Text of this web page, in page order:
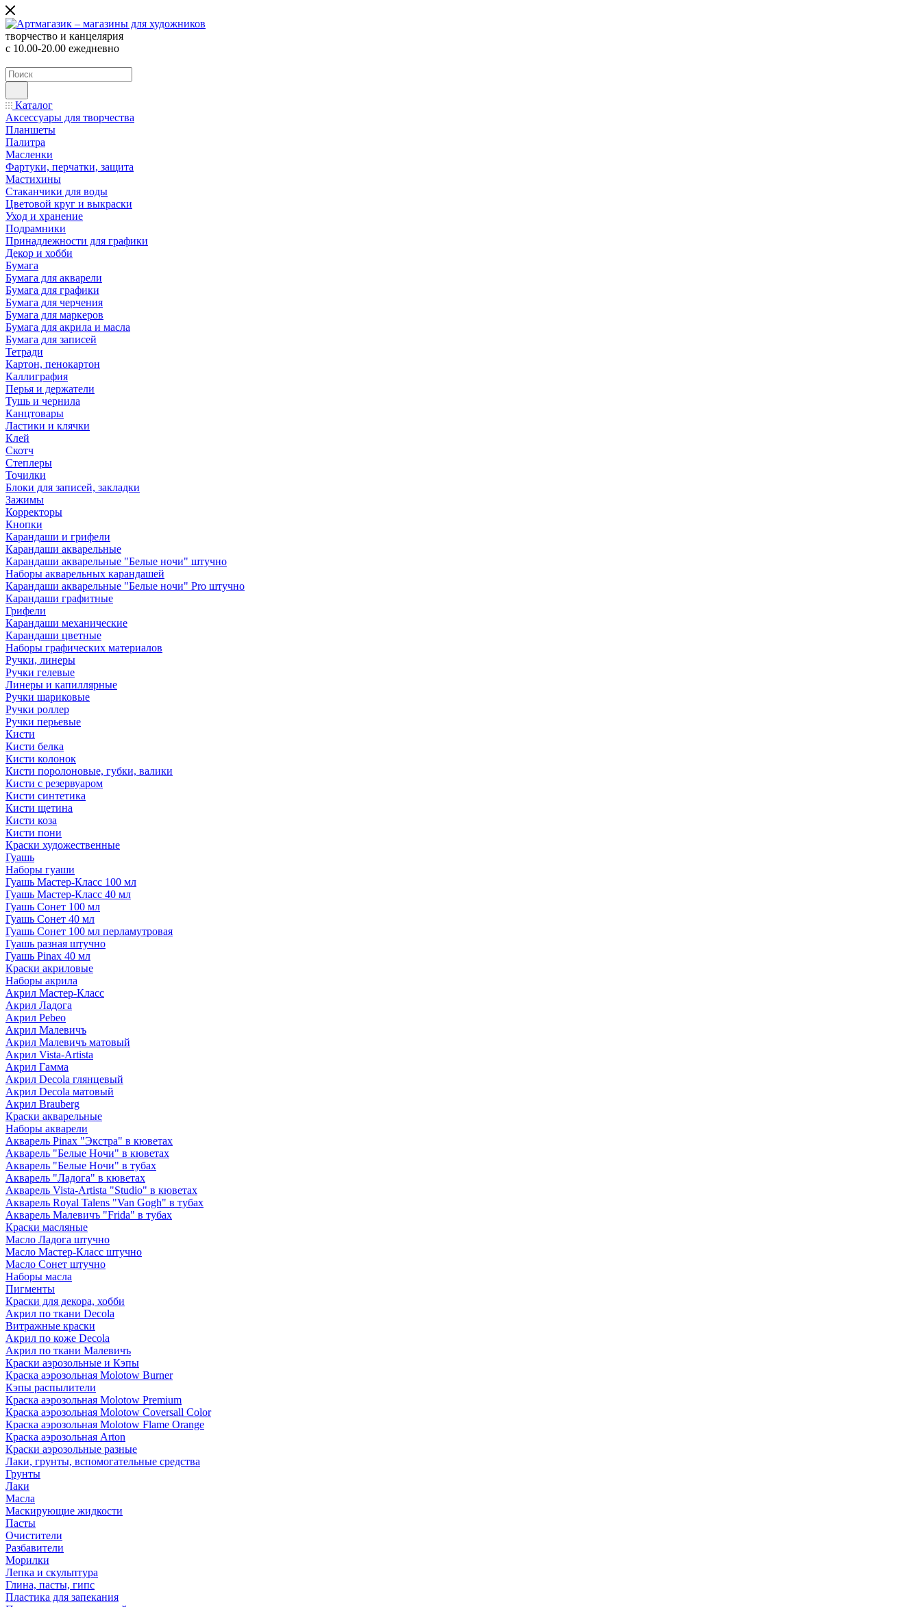
творчество и канцелярия
с 10.00-20.00 ежедневно
Каталог
Аксессуары для творчества
Планшеты
Палитра
Масленки
Фартуки, перчатки, защита
Мастихины
Стаканчики для воды
Цветовой круг и выкраски
Уход и хранение
Подрамники
Принадлежности для графики
Декор и хобби
Бумага
Бумага для акварели
Бумага для графики
Бумага для черчения
Бумага для маркеров
Бумага для акрила и масла
Бумага для записей
Тетради
Картон, пенокартон
Каллиграфия
Перья и держатели
Тушь и чернила
Канцтовары
Ластики и клячки
Клей
Скотч
Степлеры
Точилки
Блоки для записей, закладки
Зажимы
Корректоры
Кнопки
Карандаши и грифели
Карандаши акварельные
Карандаши акварельные "Белые ночи" штучно
Наборы акварельных карандашей
Карандаши акварельные "Белые ночи" Pro штучно
Карандаши графитные
Грифели
Карандаши механические
Карандаши цветные
Наборы графических материалов
Ручки, линеры
Ручки гелевые
Линеры и капиллярные
Ручки шариковые
Ручки роллер
Ручки перьевые
Кисти
Кисти белка
Кисти колонок
Кисти поролоновые, губки, валики
Кисти с резервуаром
Кисти синтетика
Кисти щетина
Кисти коза
Кисти пони
Краски художественные
Гуашь
Наборы гуаши
Гуашь Мастер-Класс 100 мл
Гуашь Мастер-Класс 40 мл
Гуашь Сонет 100 мл
Гуашь Сонет 40 мл
Гуашь Сонет 100 мл перламутровая
Гуашь разная штучно
Гуашь Pinax 40 мл
Краски акриловые
Наборы акрила
Акрил Мастер-Класс
Акрил Ладога
Акрил Pebeo
Акрил Малевичъ
Акрил Малевичъ матовый
Акрил Vista-Artista
Акрил Гамма
Акрил Decola глянцевый
Акрил Decola матовый
Акрил Brauberg
Краски акварельные
Наборы акварели
Акварель Pinax "Экстра" в кюветах
Акварель "Белые Ночи" в кюветах
Акварель "Белые Ночи" в тубах
Акварель "Ладога" в кюветах
Акварель Vista-Artista "Studio" в кюветах
Акварель Royal Talens "Van Gogh" в тубах
Акварель Малевичъ "Frida" в тубах
Краски масляные
Масло Ладога штучно
Масло Мастер-Класс штучно
Масло Сонет штучно
Наборы масла
Пигменты
Краски для декора, хобби
Акрил по ткани Decola
Витражные краски
Акрил по коже Decola
Акрил по ткани Малевичъ
Краски аэрозольные и Кэпы
Краска аэрозольная Molotow Burner
Кэпы распылители
Краска аэрозольная Molotow Premium
Краска аэрозольная Molotow Coversall Color
Краска аэрозольная Molotow Flame Orange
Краска аэрозольная Arton
Краски аэрозольные разные
Лаки, грунты, вспомогательные средства
Грунты
Лаки
Масла
Маскирующие жидкости
Пасты
Очистители
Разбавители
Морилки
Лепка и скульптура
Глина, пасты, гипс
Пластика для запекания